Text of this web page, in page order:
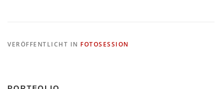
VERÖFFENTLICHT IN FOTOSESSION